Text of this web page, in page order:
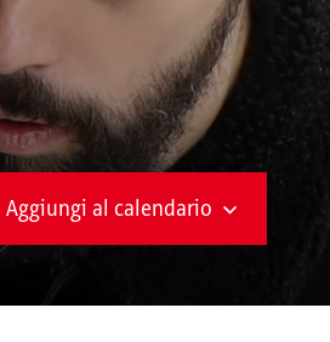
Aggiungi al calendario